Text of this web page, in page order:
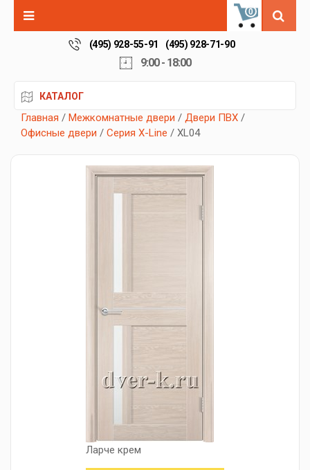
0
(495) 928-55-91 (495) 928-71-90
9:00 - 18:00
КАТАЛОГ
Главная / Межкомнатные двери / Двери ПВХ /
Офисные двери / Серия X-Line / XL04
Ларче крем